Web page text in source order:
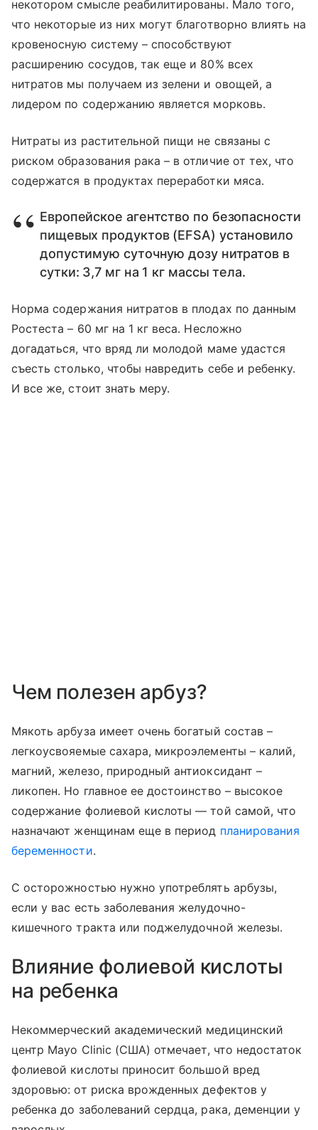
некотором смысле реабилитированы. Мало того,
что некоторые из них могут благотворно влиять на
кровеносную систему – способствуют
расширению сосудов, так еще и 80% всех
нитратов мы получаем из зелени и овощей, а
лидером по содержанию является морковь.
Нитраты из растительной пищи не связаны с
риском образования рака – в отличие от тех, что
содержатся в продуктах переработки мяса.
Европейское агентство по безопасности
пищевых продуктов (EFSA) установило
допустимую суточную дозу нитратов в
сутки: 3,7 мг на 1 кг массы тела.
Норма содержания нитратов в плодах по данным
Ростеста – 60 мг на 1 кг веса. Несложно
догадаться, что вряд ли молодой маме удастся
съесть столько, чтобы навредить себе и ребенку.
И все же, стоит знать меру.
Чем полезен арбуз?
Мякоть арбуза имеет очень богатый состав –
легкоусвояемые сахара, микроэлементы – калий,
магний, железо, природный антиоксидант –
ликопен. Но главное ее достоинство – высокое
содержание фолиевой кислоты — той самой, что
назначают женщинам еще в период планирования
беременности.
С осторожностью нужно употреблять арбузы,
если у вас есть заболевания желудочно-
кишечного тракта или поджелудочной железы.
Влияние фолиевой кислоты
на ребенка
Некоммерческий академический медицинский
центр Mayo Clinic (США)отмечает, что недостаток
фолиевой кислоты приносит большой вред
здоровью: от риска врожденных дефектов у
ребенка до заболеваний сердца, рака, деменции у